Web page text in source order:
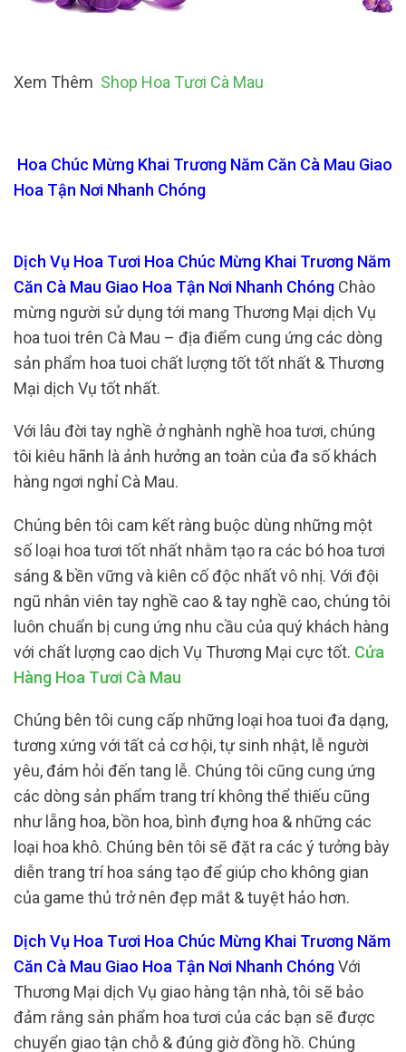
Xem Thêm Shop Hoa Tươi Cà Mau
Hoa Chúc Mừng Khai Trương Năm Căn Cà Mau Giao
Hoa Tận Nơi Nhanh Chóng
Dịch Vụ Hoa Tươi Hoa Chúc Mừng Khai Trương Năm
Căn Cà Mau Giao Hoa Tận Nơi Nhanh Chóng Chào
mừng người sử dụng tới mang Thương Mại dịch Vụ
hoa tuoi trên Cà Mau – địa điểm cung ứng các dòng
sản phẩm hoa tuoi chất lượng tốt tốt nhất & Thương
Mại dịch Vụ tốt nhất.
Với lâu đời tay nghề ở nghành nghề hoa tươi, chúng
tôi kiêu hãnh là ảnh hưởng an toàn của đa số khách
hàng ngơi nghỉ Cà Mau.
Chúng bên tôi cam kết ràng buộc dùng những một
số loại hoa tươi tốt nhất nhằm tạo ra các bó hoa tươi
sáng & bền vững và kiên cố độc nhất vô nhị. Với đội
ngũ nhân viên tay nghề cao & tay nghề cao, chúng tôi
luôn chuẩn bị cung ứng nhu cầu của quý khách hàng
với chất lượng cao dịch Vụ Thương Mại cực tốt. Cửa
Hàng Hoa Tươi Cà Mau
Chúng bên tôi cung cấp những loại hoa tuoi đa dạng,
tương xứng với tất cả cơ hội, tự sinh nhật, lễ người
yêu, đám hỏi đến tang lễ. Chúng tôi cũng cung ứng
các dòng sản phẩm trang trí không thể thiếu cũng
như lẵng hoa, bồn hoa, bình đựng hoa & những các
loại hoa khô. Chúng bên tôi sẽ đặt ra các ý tưởng bày
diễn trang trí hoa sáng tạo để giúp cho không gian
của game thủ trở nên đẹp mắt & tuyệt hảo hơn.
Dịch Vụ Hoa Tươi Hoa Chúc Mừng Khai Trương Năm
Căn Cà Mau Giao Hoa Tận Nơi Nhanh ChóngVới
Thương Mại dịch Vụ giao hàng tận nhà, tôi sẽ bảo
đảm rằng sản phẩm hoa tươi của các bạn sẽ được
chuyển giao tận chỗ & đúng giờ đồng hồ. Chúng